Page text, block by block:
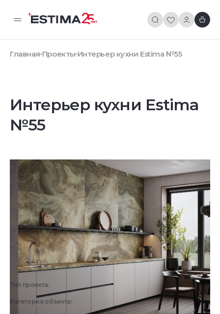
Главная Проекты Интерьер кухни Estima №55
Интерьер кухни Estima
№55
Тип проекта:
3D визуализация
Категория объекта: